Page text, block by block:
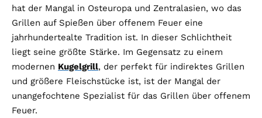
hat der Mangal in Osteuropa und Zentralasien, wo das
Grillen auf Spießen über offenem Feuer eine
jahrhundertealte Tradition ist. In dieser Schlichtheit
liegt seine größte Stärke. Im Gegensatz zu einem
modernen Kugelgrill, der perfekt für indirektes Grillen
und größere Fleischstücke ist, ist der Mangal der
unangefochtene Spezialist für das Grillen über offenem
Feuer.